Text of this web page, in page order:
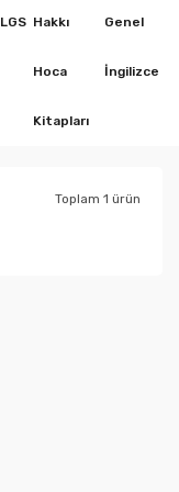
LGS Hakkı
Hoca
Kitapları
Genel
İngilizce
Toplam 1 ürün